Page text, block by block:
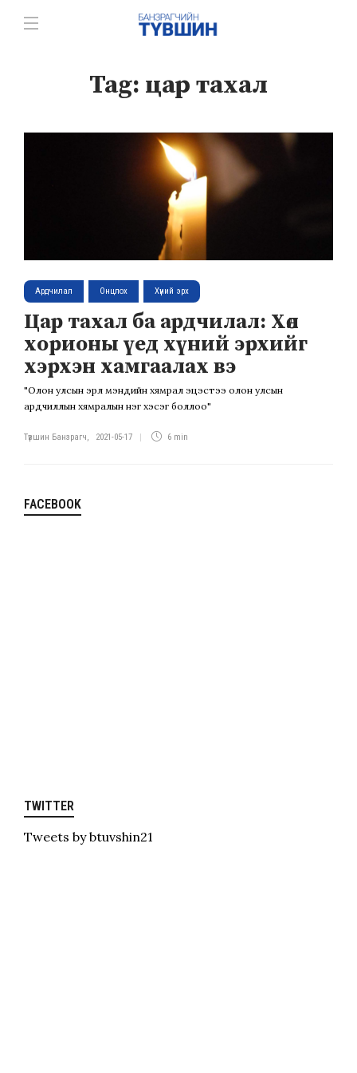
Tag: цар тахал
Ардчилал Онцлох Хүний эрх
Цар тахал ба ардчилал: Хөл
хорионы үед хүний эрхийг
хэрхэн хамгаалах вэ
"Олон улсын эрүүл мэндийн хямрал эцэстээ олон улсын
ардчиллын хямралын нэг хэсэг боллоо"
Түвшин Банзрагч, 2021-05-17 6 min
FACEBOOK
TWITTER
Tweets by btuvshin21